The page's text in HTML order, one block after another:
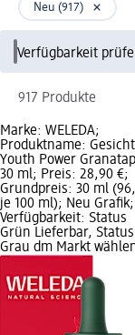
Neu (917)
Verfügbarkeit
917 Produkte
Marke: WELEDA;
Produktname:
Youth Power
30 ml; Preis: 28,90 €;
Grundpreis: 30 ml
je 100 ml); Neu Grafik;
Verfügbarkeit: Status
Grün Lieferbar, Status
Grau dm Markt